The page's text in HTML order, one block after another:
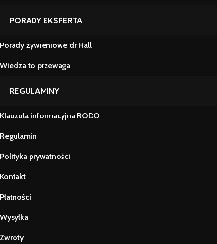
PORADY EKSPERTA
Porady żywieniowe dr Hall
Wiedza to przewaga
REGULAMINY
Klauzula informacyjna RODO
Regulamin
Polityka prywatności
Kontakt
Płatności
Wysyłka
Zwroty